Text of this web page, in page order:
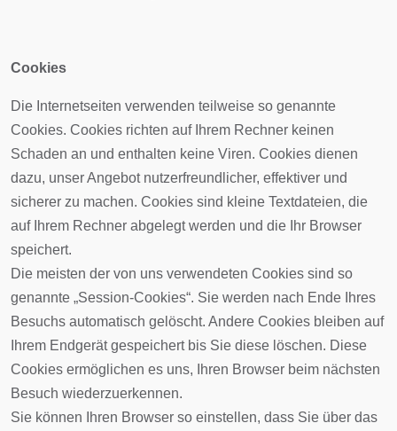
Cookies
Die Internetseiten verwenden teilweise so genannte
Cookies. Cookies richten auf Ihrem Rechner keinen
Schaden an und enthalten keine Viren. Cookies dienen
dazu, unser Angebot nutzerfreundlicher, effektiver und
sicherer zu machen. Cookies sind kleine Textdateien, die
auf Ihrem Rechner abgelegt werden und die Ihr Browser
speichert.
Die meisten der von uns verwendeten Cookies sind so
genannte „Session-Cookies“. Sie werden nach Ende Ihres
Besuchs automatisch gelöscht. Andere Cookies bleiben auf
Ihrem Endgerät gespeichert bis Sie diese löschen. Diese
Cookies ermöglichen es uns, Ihren Browser beim nächsten
Besuch wiederzuerkennen.
Sie können Ihren Browser so einstellen, dass Sie über das